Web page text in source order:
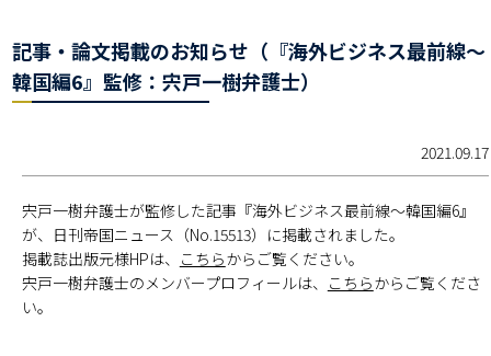
記事・論文掲載のお知らせ（『海外ビジネス最前線～
韓国編6』監修：宍戸一樹弁護士）
2021.09.17
宍戸一樹弁護士が監修した記事『海外ビジネス最前線～韓国編6』
が、日刊帝国ニュース（No.15513）に掲載されました。
掲載誌出版元様HPは、 こちらからご覧ください。
宍戸一樹弁護士のメンバープロフィールは、 こちらからご覧くださ
い。